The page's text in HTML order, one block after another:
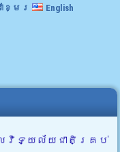
ាខ្មែរ English
លវិទ្យល័យជាតិគ្រប់